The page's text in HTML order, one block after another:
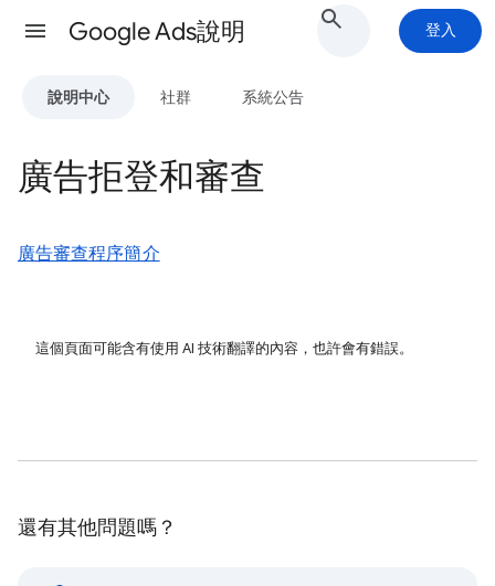
Google Ads說明 登入
說明中心 社群 系統公告
廣告拒登和審查
廣告審查程序簡介
這個頁面可能含有使用 AI 技術翻譯的內容，也許會有錯誤。
還有其他問題嗎？